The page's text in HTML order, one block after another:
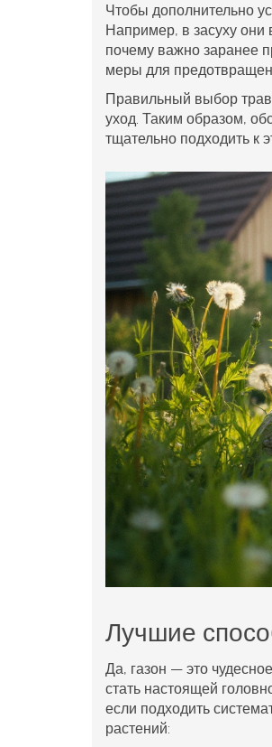
Чтобы дополнительно
Например, в засуху
почему важно заранее
меры для
Правильный выбор
уход. Таким образом,
тщательно подходить к
Лучшие
Да, газон — это
стать настоящей
если подходить
растений: